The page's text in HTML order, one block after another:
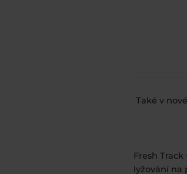
Také v
Fresh Track
lyžování na